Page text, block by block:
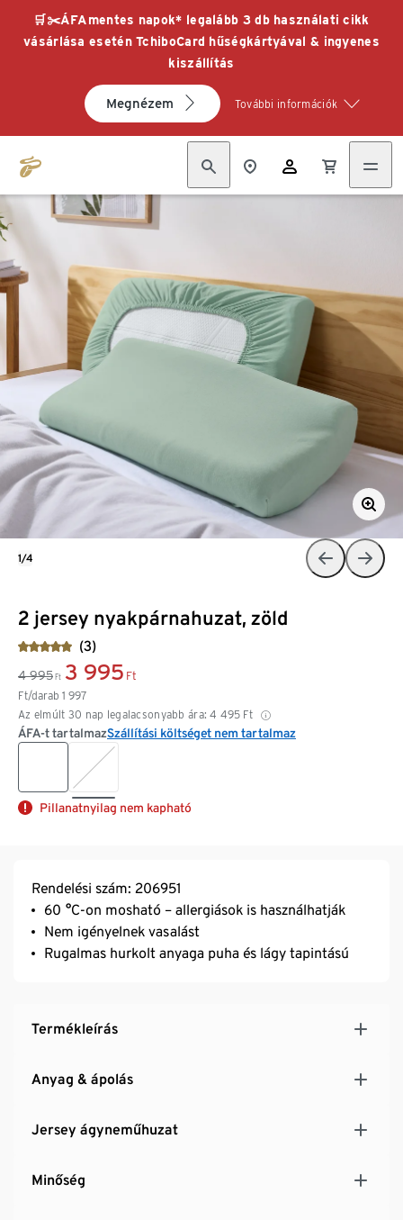
🛒✂️ÁFAmentes napok* legalább 3 db használati cikk
vásárlása esetén TchiboCard hűségkártyával & ingyenes
kiszállítás
Megnézem További információk
2 jersey nyakpárnahuzat, zöld
(3)
4 995 Ft 3 995 Ft
Ft/darab 1 997
Az elmúlt 30 nap legalacsonyabb ára: 4 495 Ft
ÁFA-t tartalmazSzállítási költséget nem tartalmaz
Pillanatnyilag nem kapható
1/4
Rendelési szám: 206951
60 °C-on mosható – allergiások is használhatják
Nem igényelnek vasalást
Rugalmas hurkolt anyaga puha és lágy tapintású
Termékleírás
Anyag & ápolás
Jersey ágyneműhuzat
Minőség